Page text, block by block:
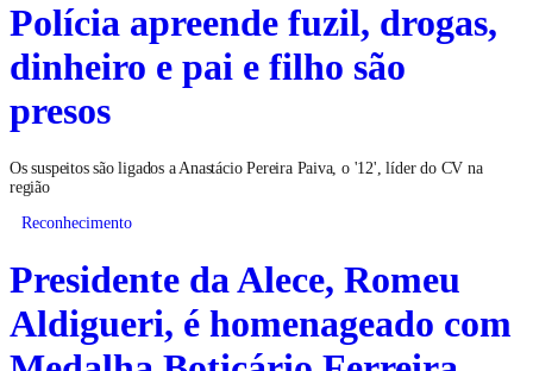
Polícia apreende fuzil, drogas,
dinheiro e pai e filho são
presos
Os suspeitos são ligados a Anastácio Pereira Paiva, o '12', líder do CV na
região
Reconhecimento
Presidente da Alece, Romeu
Aldigueri, é homenageado com